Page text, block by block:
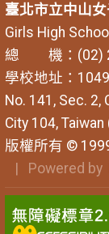
臺北市立中山
Girls High School
總 機：(02)
學校地址：
No. 141, Sec. 2,
City 104, Taiwan
版權所有 ©
| Powered by